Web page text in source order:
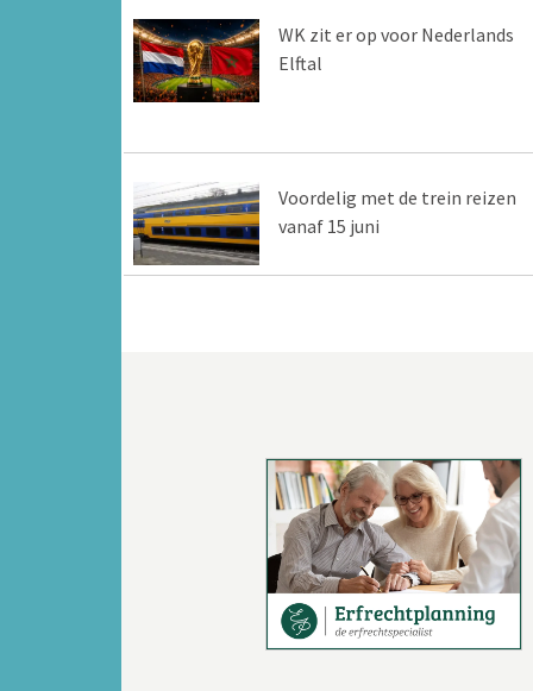
WK zit er op voor Nederlands
Elftal
Voordelig met de trein reizen
vanaf 15 juni